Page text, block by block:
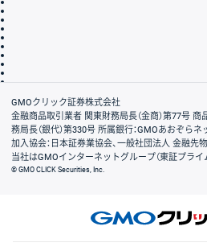
会社案内
GMOクリック証券株式会社
金融商品取引業者 関東財務局長（金商）第77号
務局長（銀代）第330号 所属銀行：GMOあおぞら
加入協会：日本証券業協会、一般社団法人 金融先
当社はGMOインターネットグループ（東証プライ
© GMO CLICK Securities, Inc.